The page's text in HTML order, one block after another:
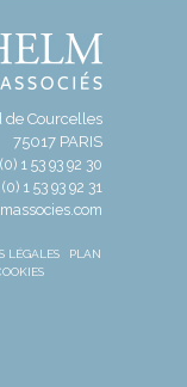
de Courcelles
75017 PARIS
1 53 93 92 30
(0) 1 53 93 92 31
LÉGALES
PLAN